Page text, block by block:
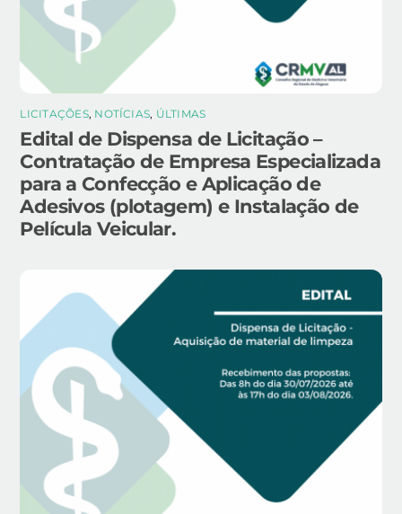
LICITAÇÕES, NOTÍCIAS, ÚLTIMAS
Edital de Dispensa de Licitação –
Contratação de Empresa Especializada
para a Confecção e Aplicação de
Adesivos (plotagem) e Instalação de
Película Veicular.